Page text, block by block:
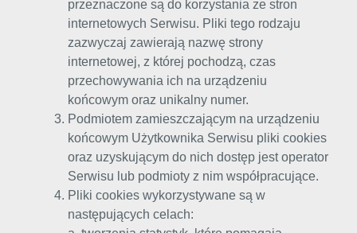
przeznaczone są do korzystania ze stron
internetowych Serwisu. Pliki tego rodzaju
zazwyczaj zawierają nazwę strony
internetowej, z której pochodzą, czas
przechowywania ich na urządzeniu
końcowym oraz unikalny numer.
Podmiotem zamieszczającym na urządzeniu
końcowym Użytkownika Serwisu pliki cookies
oraz uzyskującym do nich dostęp jest operator
Serwisu lub podmioty z nim współpracujące.
Pliki cookies wykorzystywane są w
następujących celach: